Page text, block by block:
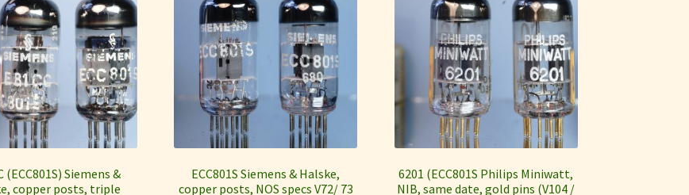
(ECC801S) Siemens &
copper posts, triple
ECC801S Siemens & Halske,
copper posts, NOS specs V72/ 73
6201 (ECC801S Philips Miniwatt,
NIB, same date, gold pins (V104 /